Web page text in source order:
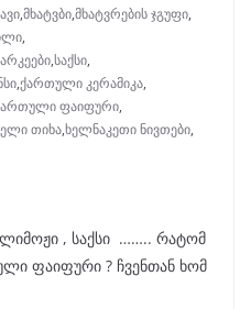
,მხატვბი,მხატვრების ჯგუფი,
,
,საქსი,
,ქართული კერამიკა,
ფაიფური,
თიხა,ხელნაკეთი ნივთები,
ლიმოჟი , საქსი …….. რატომ
ფაიფური ? ჩვენთან ხომ